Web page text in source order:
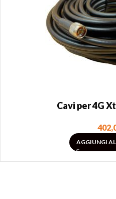
Cavi per 4G
AGGIUNGI